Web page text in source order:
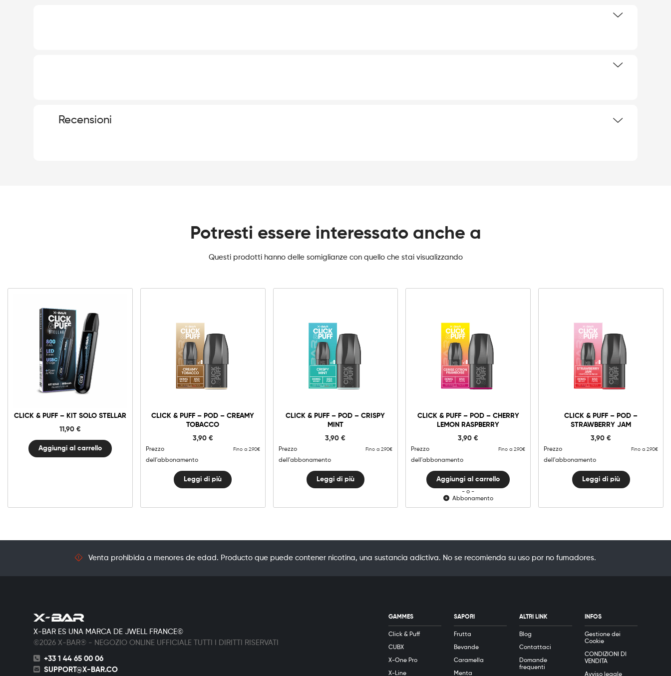
Recensioni
Potresti essere interessato anche a
Questi prodotti hanno delle somiglianze con quello che stai visualizzando
CLICK & PUFF – KIT SOLO STELLAR
11,90 €
Click
&
Solo
quantità
Aggiungi al carrello
CLICK & PUFF – POD – CREAMY
TOBACCO
3,90 €
Prezzo
dell'abbonamento
Fino a 2.90€
Leggi di più
CLICK & PUFF – POD – CRISPY
MINT
3,90€
Prezzo
dell'abbonamento
Fino a 2.90€
Leggi di più
CLICK & PUFF – POD – CHERRY
LEMON RASPBERRY
3,90€
Prezzo
dell'abbonamento
Fino a 2.90€
0mg 10mg 20mg
-
Lemon
Aggiungi al carrello
Aggiungi al carrello
- o -
Abbonamento
CLICK & PUFF – POD –
STRAWBERRY JAM
3,90€
Prezzo
dell'abbonamento
Fino a 2.90€
Leggi di più
Venta prohibida a menores de edad. Producto que puede contener nicotina, una sustancia adictiva. No se recomienda su uso por no fumadores.
X-BAR ES UNA MARCA DE JWELL FRANCE©
©2026 X-BAR® - NEGOZIO ONLINE UFFICIALE TUTTI I DIRITTI RISERVATI
+33 1 44 65 00 06
SUPPORT@X-BAR.CO
GAMMES
Click & Puff
CUBX
X-One Pro
X-Line
SAPORI
Frutta
Bevande
Caramella
Menta
ALTRI LINK
Blog
Contattaci
Domande
frequenti
INFOS
Gestione dei
Cookie
CONDIZIONI DI
VENDITA
Avviso legale